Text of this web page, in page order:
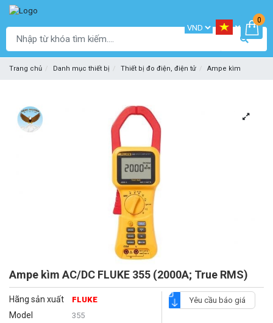
0
Trang chủ Danh mục thiết bị Thiết bị đo điện, điện tử Ampe kìm
Ampe kìm AC/DC FLUKE 355 (2000A; True RMS)
Hãng sản xuất FLUKE
Model 355
Yêu cầu báo giá